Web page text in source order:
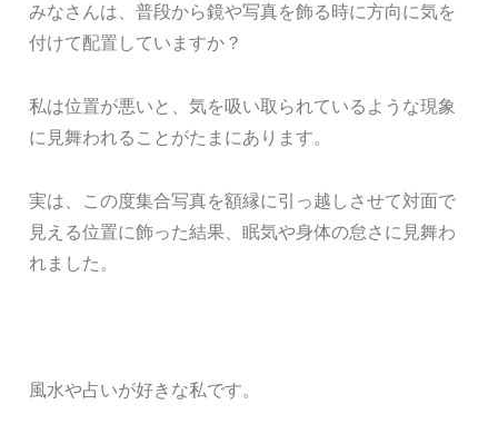
みなさんは、普段から鏡や写真を飾る時に方向に気を
付けて配置していますか？
私は位置が悪いと、気を吸い取られているような現象
に見舞われることがたまにあります。
実は、この度集合写真を額縁に引っ越しさせて対面で
見える位置に飾った結果、眠気や身体の怠さに見舞わ
れました。
風水や占いが好きな私です。